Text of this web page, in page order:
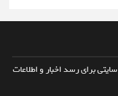
پایگاه مرکزخبر کامپیوتر و موبایل - PMCM سایتی برای رسد اخبار و اطلاعات